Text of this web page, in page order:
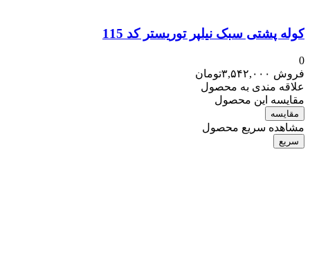
کوله پشتی سبک نیلپر توریستر کد 115
0
فروش ۳,۵۴۲,۰۰۰تومان
علاقه مندی به محصول
مقایسه این محصول
مقایسه
مشاهده سریع محصول
سریع